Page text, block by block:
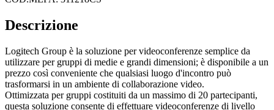
Descrizione
Logitech Group è la soluzione per videoconferenze semplice da
utilizzare per gruppi di medie e grandi dimensioni; è disponibile a un
prezzo così conveniente che qualsiasi luogo d'incontro può
trasformarsi in un ambiente di collaborazione video.
Ottimizzata per gruppi costituiti da un massimo di 20 partecipanti,
questa soluzione consente di effettuare videoconferenze di livello